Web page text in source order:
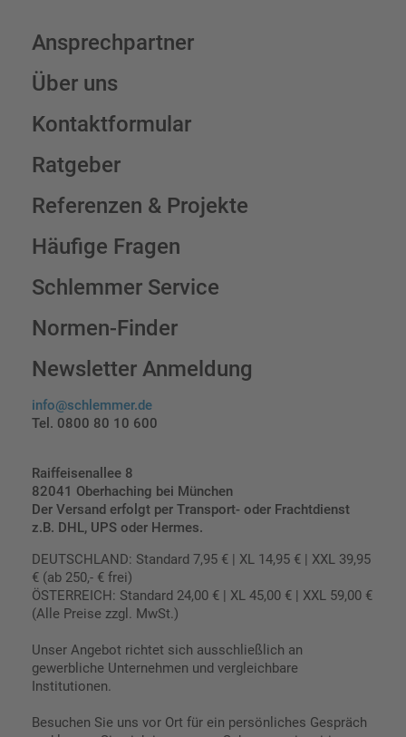
Ansprechpartner
Über uns
Kontaktformular
Ratgeber
Referenzen & Projekte
Häufige Fragen
Schlemmer Service
Normen-Finder
Newsletter Anmeldung
info@schlemmer.de
Tel. 0800 80 10 600
Raiffeisenallee 8
82041 Oberhaching bei München
Der Versand erfolgt per Transport- oder Frachtdienst
z.B. DHL, UPS oder Hermes.
DEUTSCHLAND: Standard 7,95 € | XL 14,95 € | XXL 39,95
€ (ab 250,- € frei)
ÖSTERREICH: Standard 24,00 € | XL 45,00 € | XXL 59,00 €
(Alle Preise zzgl. MwSt.)
Unser Angebot richtet sich ausschließlich an
gewerbliche Unternehmen und vergleichbare
Institutionen.
Besuchen Sie uns vor Ort für ein persönliches Gespräch